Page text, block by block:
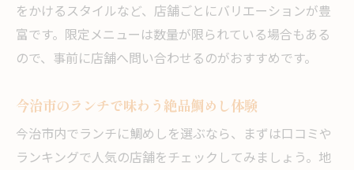
をかけるスタイルなど、店舗ごとにバリエーションが豊
富です。限定メニューは数量が限られている場合もある
ので、事前に店舗へ問い合わせるのがおすすめです。
今治市のランチで味わう絶品鯛めし体験
今治市内でランチに鯛めしを選ぶなら、まずは口コミや
ランキングで人気の店舗をチェックしてみましょう。地